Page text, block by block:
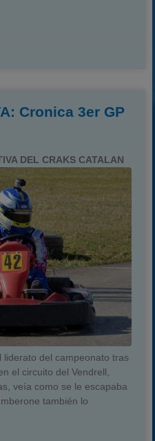
Cronica 3er GP
DEL CRAKS CATALAN
liderato del campeonato tras
el circuito del Vendrell,
veía como se le escapaba
también lo